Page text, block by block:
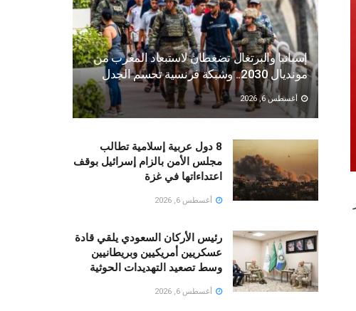
إسبانيا والبرتغال تضغطان لاستبعاد المغرب من
مونديال 2030.. وشبكة فرنسية تحسم الجدل
أغسطس 6, 2026
8 دول عربية إسلامية تطالب
مجلس الأمن بالزام إسرائيل بوقف
اعتداءاتها في غزة
أغسطس 6, 2026
رئيس الأركان السعودي يلقي قادة
عسكريين أمريكيين وبريطانيين
وسط تصعيد التهديدات الحوثية
أغسطس 6, 2026